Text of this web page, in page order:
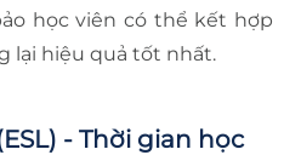
học viên có thể kết hợp
lại hiệu quả tốt nhất.
- Thời gian học